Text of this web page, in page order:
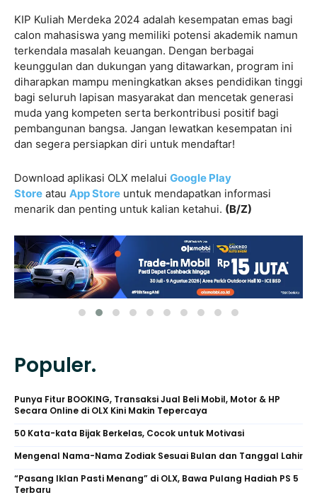
KIP Kuliah Merdeka 2024 adalah kesempatan emas bagi
calon mahasiswa yang memiliki potensi akademik namun
terkendala masalah keuangan. Dengan berbagai
keunggulan dan dukungan yang ditawarkan, program ini
diharapkan mampu meningkatkan akses pendidikan tinggi
bagi seluruh lapisan masyarakat dan mencetak generasi
muda yang kompeten serta berkontribusi positif bagi
pembangunan bangsa. Jangan lewatkan kesempatan ini
dan segera persiapkan diri untuk mendaftar!
Download aplikasi OLX melalui Google Play
Store atau App Store untuk mendapatkan informasi
menarik dan penting untuk kalian ketahui. (B/Z)
Populer.
Punya Fitur BOOKING, Transaksi Jual Beli Mobil, Motor & HP
Secara Online di OLX Kini Makin Tepercaya
50 Kata-kata Bijak Berkelas, Cocok untuk Motivasi
Mengenal Nama-Nama Zodiak Sesuai Bulan dan Tanggal Lahir
“Pasang Iklan Pasti Menang” di OLX, Bawa Pulang Hadiah PS 5
Terbaru